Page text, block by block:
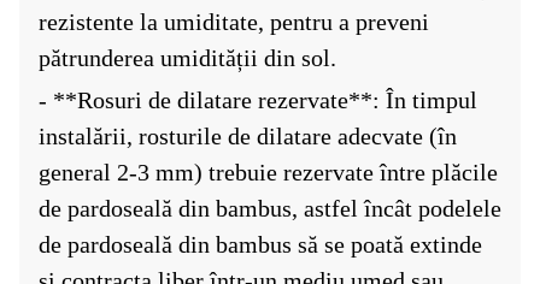
rezistente la umiditate, pentru a preveni
pătrunderea umidității din sol.
- **Rosuri de dilatare rezervate**: În timpul
instalării, rosturile de dilatare adecvate (în
general 2-3 mm) trebuie rezervate între plăcile
de pardoseală din bambus, astfel încât podelele
de pardoseală din bambus să se poată extinde